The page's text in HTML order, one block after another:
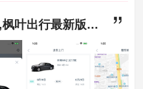
交通,服务,生活,枫叶出行最新版app下载-枫叶出行最新版安卓版下载3.7.9